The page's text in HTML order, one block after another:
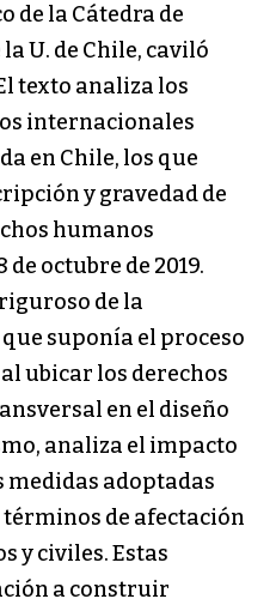
de la Cátedra de
U. de Chile, caviló
texto analiza los
internacionales
en Chile, los que
y gravedad de
humanos
octubre de 2019.
de la
suponía el proceso
ubicar los derechos
en el diseño
analiza el impacto
medidas adoptadas
de afectación
y civiles. Estas
a construir